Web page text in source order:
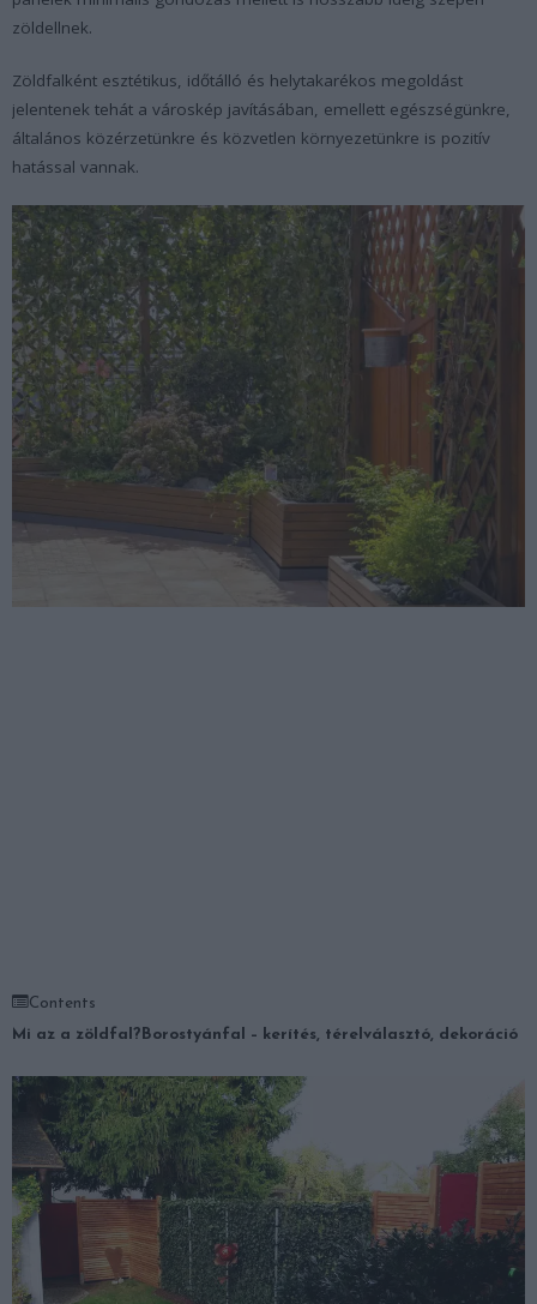
zöldellnek.
Zöldfalként esztétikus, időtálló és helytakarékos megoldást
jelentenek tehát a városkép javításában, emellett egészségünkre,
általános közérzetünkre és közvetlen környezetünkre is pozitív
hatással vannak.
Contents
Mi az a zöldfal? Borostyánfal – kerítés, térelválasztó, dekoráció